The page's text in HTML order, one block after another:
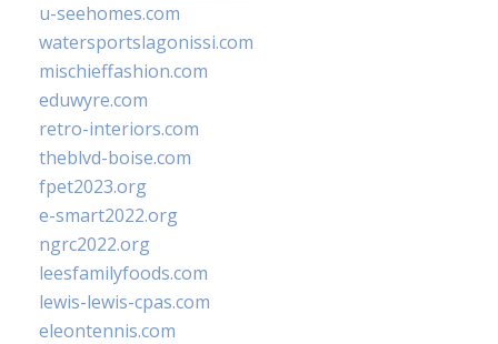
u-seehomes.com
watersportslagonissi.com
mischieffashion.com
eduwyre.com
retro-interiors.com
theblvd-boise.com
fpet2023.org
e-smart2022.org
ngrc2022.org
leesfamilyfoods.com
lewis-lewis-cpas.com
eleontennis.com